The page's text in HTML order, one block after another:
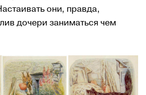
они, правда,
дочери заниматься чем